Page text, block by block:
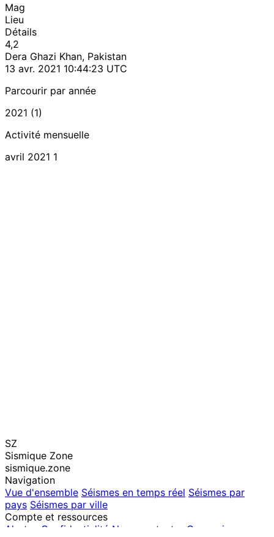
Mag
Lieu
Détails
4,2
Dera Ghazi Khan, Pakistan
13 avr. 2021 10:44:23 UTC
Parcourir par année
2021 (1)
Activité mensuelle
avril 2021 1
SZ
Sismique Zone
sismique.zone
Navigation
Vue d'ensemble Séismes en temps réel Séismes par
pays Séismes par ville
Compte et ressources
Alertes
Confidentialité Nous contacter Connexion